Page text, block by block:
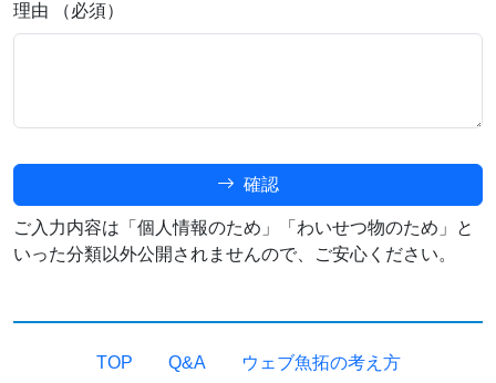
理由 （必須）
確認
ご入力内容は「個人情報のため」「わいせつ物のため」と
いった分類以外公開されませんので、ご安心ください。
TOP Q&A ウェブ魚拓の考え方